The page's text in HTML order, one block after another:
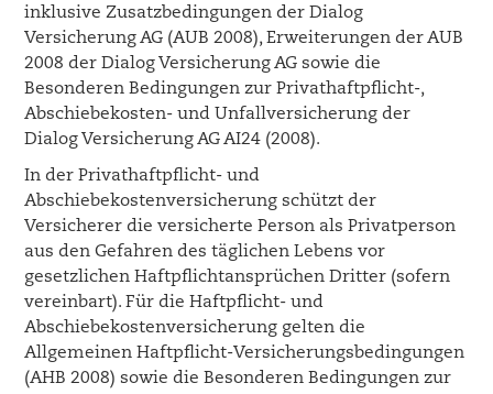
inklusive Zusatzbedingungen der Dialog
Versicherung AG (AUB 2008), Erweiterungen der AUB
2008 der Dialog Versicherung AG sowie die
Besonderen Bedingungen zur Privathaftpflicht-,
Abschiebekosten- und Unfallversicherung der
Dialog Versicherung AG AI24 (2008).
In der Privathaftpflicht- und
Abschiebekostenversicherung schützt der
Versicherer die versicherte Person als Privatperson
aus den Gefahren des täglichen Lebens vor
gesetzlichen Haftpflichtansprüchen Dritter (sofern
vereinbart). Für die Haftpflicht- und
Abschiebekostenversicherung gelten die
Allgemeinen Haftpflicht-Versicherungsbedingungen
(AHB 2008) sowie die Besonderen Bedingungen zur